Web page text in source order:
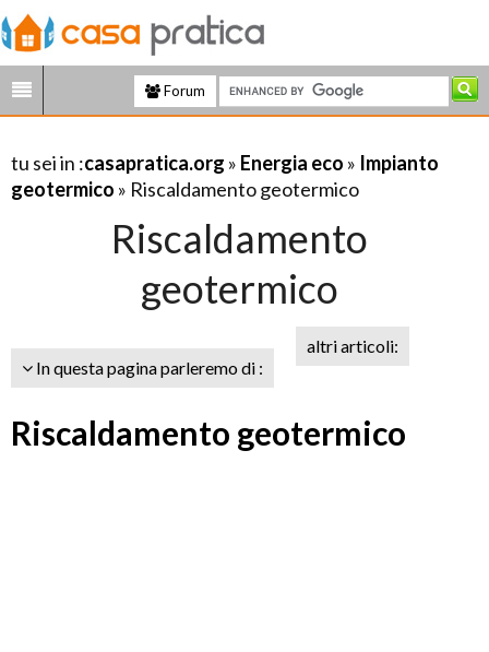
Forum
tu sei in :casapratica.org » Energia eco » Impianto
geotermico » Riscaldamento geotermico
Riscaldamento
geotermico
In questa pagina parleremo di :
altri articoli:
Riscaldamento geotermico